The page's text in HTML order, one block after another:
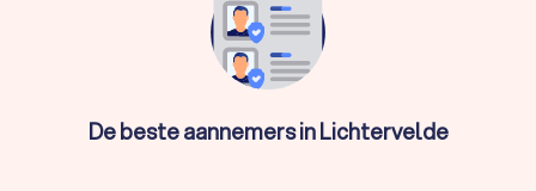
De aannemers in Lichtervelde hebben een gemiddelde
Trustlocal-score van een 8.6. Welke aannemer u ook kiest, via
Trustlocal maakt u een goede keuze voor uw verbouwing of
renovatie. We kunnen u daarnaast ook helpen door direct
kunt u eenvoudig de aannemersbedrijven vergelijken en de
De beste aannemers in Lichtervelde